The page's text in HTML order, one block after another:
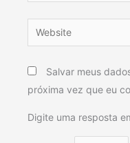
Website
Salvar meus
próxima vez que eu
Digite uma resposta